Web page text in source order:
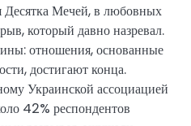
Десятка Мечей, в любовных
который давно назревал.
отношения, основанные
достигают конца.
Украинской ассоциацией
42% респондентов